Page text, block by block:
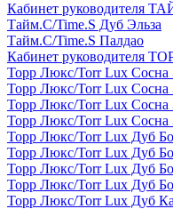
Кабинет руководителя
Тайм.С/Time.S Дуб Эльза
Тайм.С/Time.S Палдао
Кабинет руководителя
Торр Люкс/Torr Lux
Торр Люкс/Torr Lux
Торр Люкс/Torr Lux
Торр Люкс/Torr Lux Сосна
Торр Люкс/Torr Lux Дуб
Торр Люкс/Torr Lux Дуб
Торр Люкс/Torr Lux Дуб
Торр Люкс/Torr Lux Дуб
Торр Люкс/Torr Lux Дуб